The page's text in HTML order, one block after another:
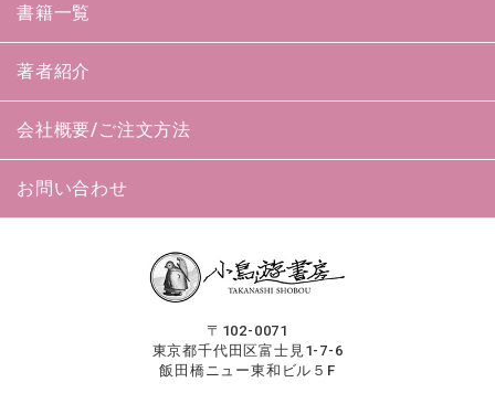
書籍一覧
著者紹介
会社概要/ご注文方法
お問い合わせ
〒102-0071
東京都千代田区富士見1-7-6
飯田橋ニュー東和ビル５F